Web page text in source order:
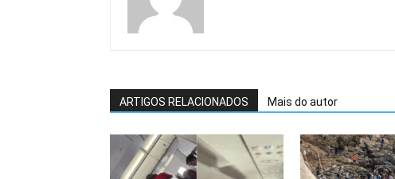
ARTIGOS RELACIONADOS Mais do autor